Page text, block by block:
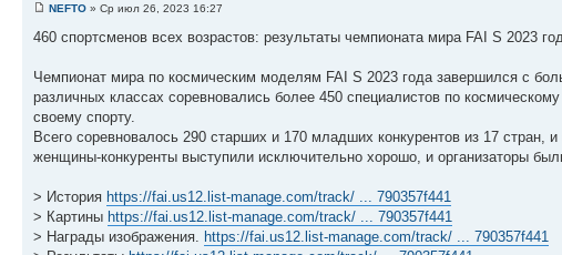
NEFTO » Ср июл 26, 2023 16:27
460 спортсменов всех возрастов: результаты чемпионата мира FAI S 2023
Чемпионат мира по космическим моделям FAI S 2023 года завершился с
различных классах соревновались более 450 специалистов по
своему спорту.
Всего соревновалось 290 старших и 170 младших конкурентов из 17
женщины-конкуренты выступили исключительно хорошо, и организаторы
> История https://fai.us12.list-manage.com/track/ ... 790357f441
> Картины https://fai.us12.list-manage.com/track/ ... 790357f441
> Награды изображения. https://fai.us12.list-manage.com/track/ ... 790357f441